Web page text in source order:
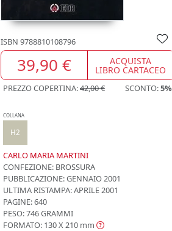
ISBN 9788810108796
39,90 € ACQUISTA
LIBRO CARTACEO
PREZZO COPERTINA:42,00 € SCONTO:5%
COLLANA
H2
CARLO MARIA MARTINI
CONFEZIONE: BROSSURA
PUBBLICAZIONE:GENNAIO 2001
ULTIMA RISTAMPA:APRILE 2001
PAGINE: 640
PESO: 746 GRAMMI
FORMATO: 130 X 210 mm